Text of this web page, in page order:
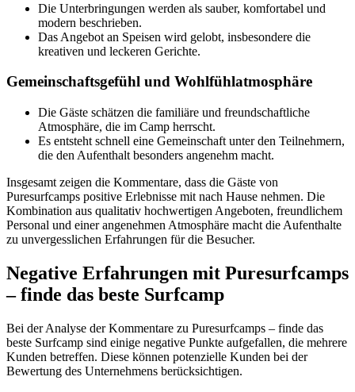
Die Unterbringungen werden als sauber, komfortabel und
modern beschrieben.
Das Angebot an Speisen wird gelobt, insbesondere die
kreativen und leckeren Gerichte.
Gemeinschaftsgefühl und Wohlfühlatmosphäre
Die Gäste schätzen die familiäre und freundschaftliche
Atmosphäre, die im Camp herrscht.
Es entsteht schnell eine Gemeinschaft unter den Teilnehmern,
die den Aufenthalt besonders angenehm macht.
Insgesamt zeigen die Kommentare, dass die Gäste von
Puresurfcamps positive Erlebnisse mit nach Hause nehmen. Die
Kombination aus qualitativ hochwertigen Angeboten, freundlichem
Personal und einer angenehmen Atmosphäre macht die Aufenthalte
zu unvergesslichen Erfahrungen für die Besucher.
Negative Erfahrungen mit Puresurfcamps
– finde das beste Surfcamp
Bei der Analyse der Kommentare zu Puresurfcamps – finde das
beste Surfcamp sind einige negative Punkte aufgefallen, die mehrere
Kunden betreffen. Diese können potenzielle Kunden bei der
Bewertung des Unternehmens berücksichtigen.